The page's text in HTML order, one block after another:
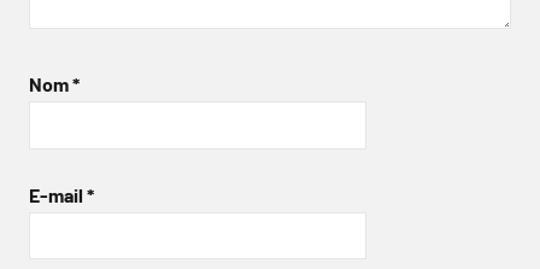
Nom*
E-mail *